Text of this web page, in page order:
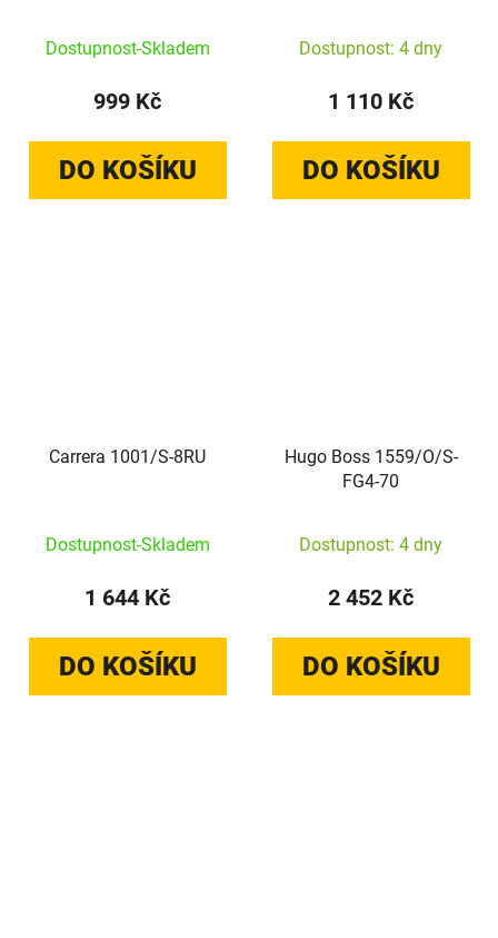
Dostupnost-Skladem
999 Kč
DO KOŠÍKU
Dostupnost: 4 dny
1 110 Kč
DO KOŠÍKU
Carrera 1001/S-8RU
Dostupnost-Skladem
1 644 Kč
DO KOŠÍKU
Hugo Boss 1559/O/S-
FG4-70
Dostupnost: 4 dny
2 452 Kč
DO KOŠÍKU